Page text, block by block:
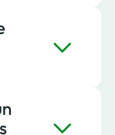
environs
base des